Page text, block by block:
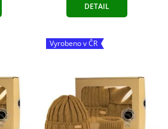
DETAIL
Vyrobeno v ČR